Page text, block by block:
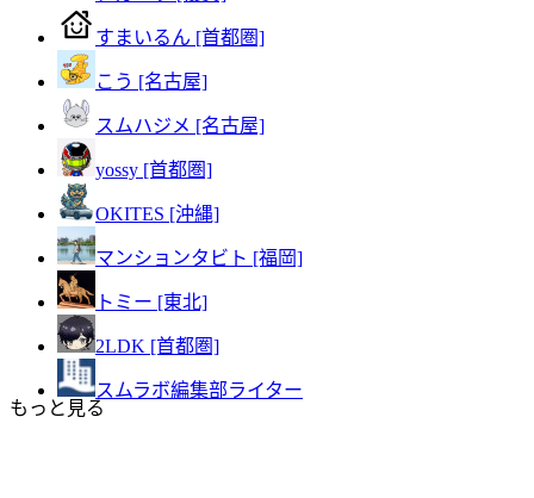
すまいるん [首都圏]
こう [名古屋]
スムハジメ [名古屋]
yossy [首都圏]
OKITES [沖縄]
マンションタビト [福岡]
トミー [東北]
2LDK [首都圏]
スムラボ編集部ライター
もっと見る